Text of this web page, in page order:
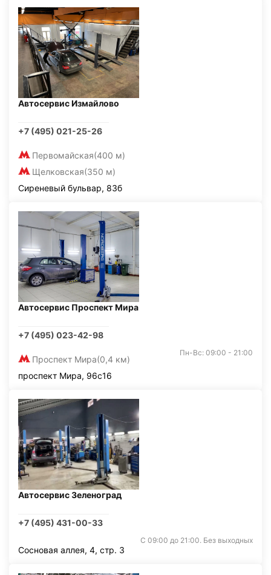
Автосервис Измайлово
+7 (495) 021-25-26
Первомайская(400 м)
Щелковская(350 м)
Сиреневый бульвар, 83б
Автосервис Проспект Мира
+7 (495) 023-42-98
Проспект Мира(0,4 км)
Пн-Вс: 09:00 - 21:00
проспект Мира, 96с16
Автосервис Зеленоград
+7 (495) 431-00-33
С 09:00 до 21:00. Без выходных
Сосновая аллея, 4, стр. 3